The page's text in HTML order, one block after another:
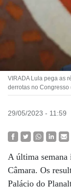
VIRADA Lula pega as
derrotas no
29/05/2023 - 11:59
A última semana
Câmara. Os
Palácio do